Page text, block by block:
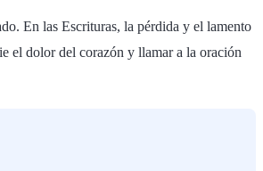
En las Escrituras, la pérdida y el lamento
el dolor del corazón y llamar a la oración